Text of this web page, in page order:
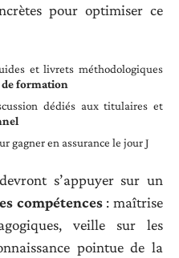
pour optimiser ce
et livrets méthodologiques
de formation
dédiés aux titulaires et
gagner en assurance le jour J
s’appuyer sur un
compétences: maîtrise
veille sur les
pointue de la